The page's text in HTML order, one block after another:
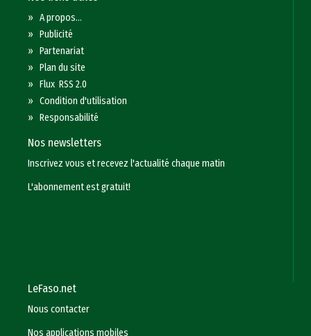
»A propos...
»Publicité
»Partenariat
»Plan du site
»Flux RSS 2.0
»Condition d'utilisation
»Responsabilité
Nos newsletters
Inscrivez vous et recevez l'actualité chaque matin
L'abonnement est gratuit!
LeFaso.net
Nous contacter
Nos applications mobiles